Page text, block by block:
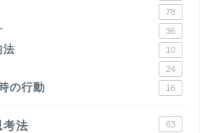
78
36
法 10
24
の行動 16
考法 63